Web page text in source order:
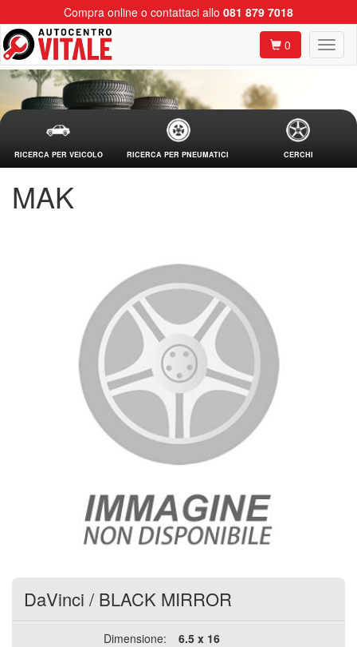
Compra online o contattaci allo 081 879 7018
0
RICERCA PER VEICOLO RICERCA PER PNEUMATICI CERCHI
MAK
DaVinci / BLACK MIRROR
Dimensione:
6.5 x 16